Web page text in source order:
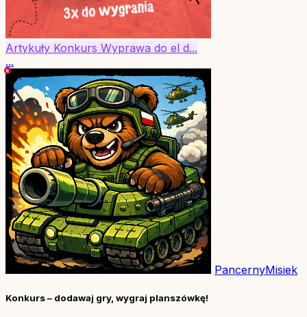
Artykuły Konkurs Wyprawa do el d...
...
PancernyMisiek
Konkurs – dodawaj gry, wygraj planszówkę!